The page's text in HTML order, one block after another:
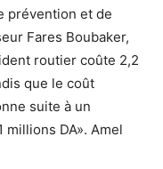
prévention et de
Fares Boubaker,
routier coûte 2,2
que le coût
suite à un
millions DA». Amel